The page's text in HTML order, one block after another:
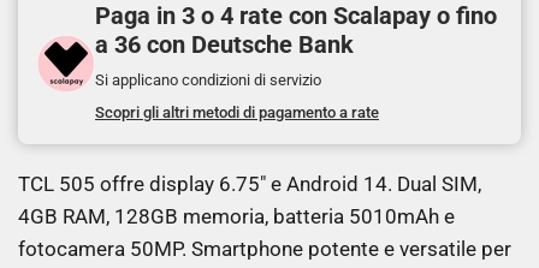
Paga in 3 o 4 rate con Scalapay o fino
a 36 con Deutsche Bank
Si applicano condizioni di servizio
Scopri gli altri metodi di pagamento a rate
TCL 505 offre display 6.75" e Android 14. Dual SIM,
4GB RAM, 128GB memoria, batteria 5010mAh e
fotocamera 50MP. Smartphone potente e versatile per